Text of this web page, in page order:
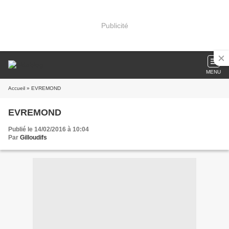
Publicité
MENU
Accueil » EVREMOND
EVREMOND
Publié le 14/02/2016 à 10:04
Par Gilloudifs